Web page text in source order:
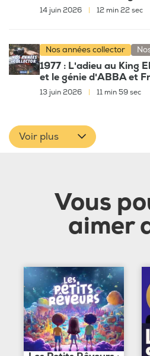
14 juin 2026 12 min 22 sec
Nos années collector
1977 : L'adieu au King
et le génie d'ABBA et
13 juin 2026 | 11 min 59 sec
Voir plus
Vous
aimer